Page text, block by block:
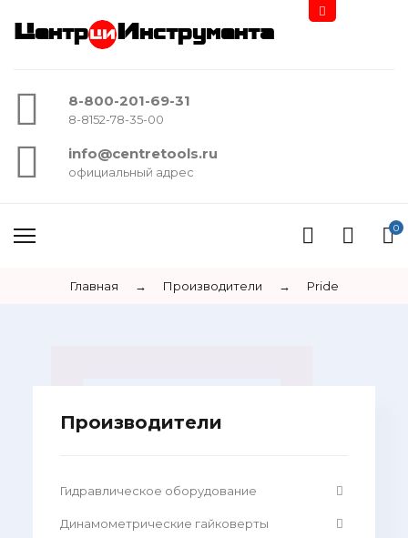
Центр Инструмента
8-800-201-69-31
8-8152-78-35-00
info@centretools.ru
официальный адрес
0
Главная → Производители → Pride
Производители
Гидравлическое оборудование
Динамометрические гайковерты